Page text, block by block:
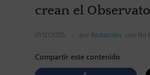
crean el
17/12/2025 por Redacción con No
Compartir este contenido